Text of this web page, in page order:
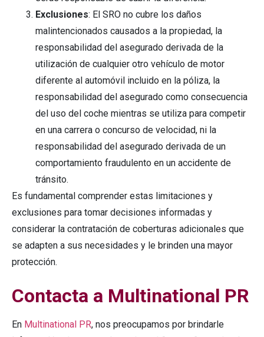
Exclusiones: El SRO no cubre los daños
malintencionados causados a la propiedad, la
responsabilidad del asegurado derivada de la
utilización de cualquier otro vehículo de motor
diferente al automóvil incluido en la póliza, la
responsabilidad del asegurado como consecuencia
del uso del coche mientras se utiliza para competir
en una carrera o concurso de velocidad, ni la
responsabilidad del asegurado derivada de un
comportamiento fraudulento en un accidente de
tránsito.
Es fundamental comprender estas limitaciones y
exclusiones para tomar decisiones informadas y
considerar la contratación de coberturas adicionales que
se adapten a sus necesidades y le brinden una mayor
protección.
Contacta a Multinational PR
En Multinational PR, nos preocupamos por brindarle